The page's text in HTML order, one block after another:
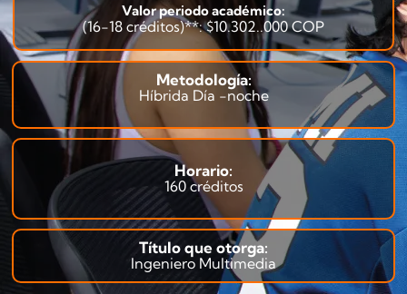
Valor periodo académico:
(16-18 créditos)**:$10.302..000 COP
Metodología:
Híbrida Día -noche
Horario:
160 créditos
Título que otorga:
Ingeniero Multimedia